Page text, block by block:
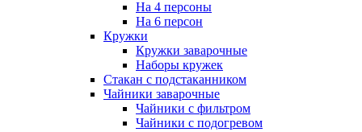
На 4 персоны
На 6 персон
Кружки
Кружки заварочные
Наборы кружек
Стакан с подстаканником
Чайники заварочные
Чайники с фильтром
Чайники с подогревом